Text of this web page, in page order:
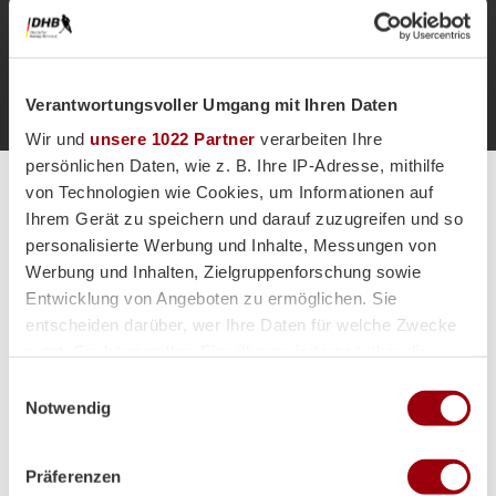
Verantwortungsvoller Umgang mit Ihren Daten
Wir und unsere 1022 Partner verarbeiten Ihre
persönlichen Daten, wie z. B. Ihre IP-Adresse, mithilfe
von Technologien wie Cookies, um Informationen auf
Ihrem Gerät zu speichern und darauf zuzugreifen und so
personalisierte Werbung und Inhalte, Messungen von
Werbung und Inhalten, Zielgruppenforschung sowie
Entwicklung von Angeboten zu ermöglichen. Sie
entscheiden darüber, wer Ihre Daten für welche Zwecke
Trigger Symbol ändern oder widerrufen
Informationen über Ihre geografische Lage erfassen,
Notwendig
Präferenzen
Anpfiff 1.
Alle Spiele unserer Danas und Honamas live und kostenfrei